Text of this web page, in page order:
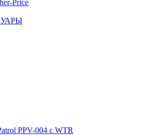
Price
PPV-004 c WTR